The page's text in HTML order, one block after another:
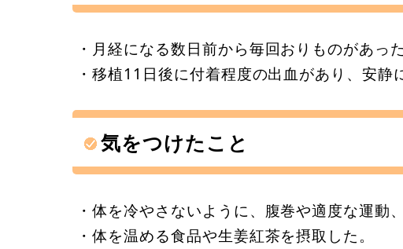
・月経になる数日前から毎回おりものがあっ
・移植11日後に付着程度の出血があり、安静
気をつけたこと
・体を冷やさないように、腹巻や適度な運動
・体を温める食品や生姜紅茶を摂取した。